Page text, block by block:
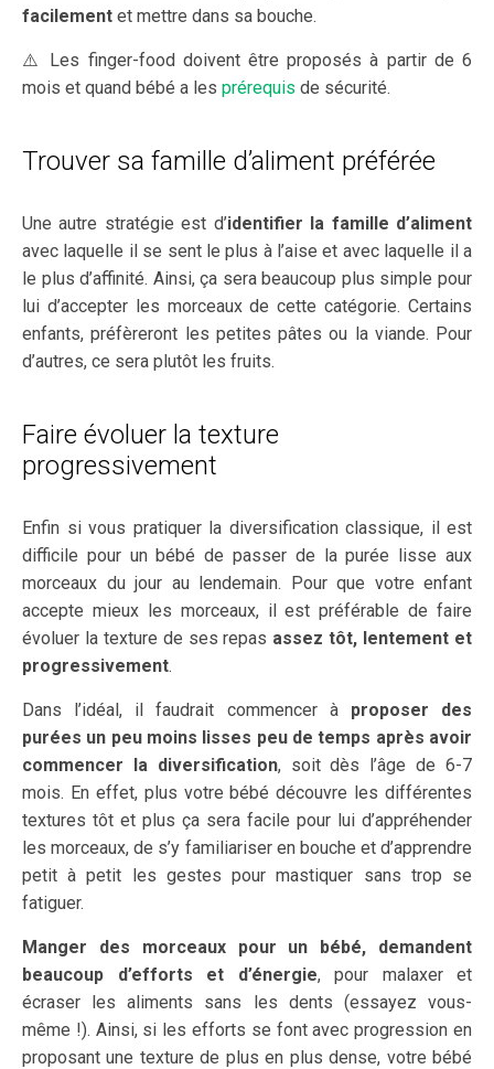
facilement et mettre dans sa bouche.
⚠️ Les finger-food doivent être proposés à partir de 6
mois et quand bébé a les prérequis de sécurité.
Trouver sa famille d’aliment préférée
Une autre stratégie est d’identifier la famille d’aliment
avec laquelle il se sent le plus à l’aise et avec laquelle il a
le plus d’affinité. Ainsi, ça sera beaucoup plus simple pour
lui d’accepter les morceaux de cette catégorie. Certains
enfants, préfèreront les petites pâtes ou la viande. Pour
d’autres, ce sera plutôt les fruits.
Faire évoluer la texture
progressivement
Enfin si vous pratiquer la diversification classique, il est
difficile pour un bébé de passer de la purée lisse aux
morceaux du jour au lendemain. Pour que votre enfant
accepte mieux les morceaux, il est préférable de faire
évoluer la texture de ses repas assez tôt, lentement et
progressivement.
Dans l’idéal, il faudrait commencer à proposer des
purées un peu moins lisses peu de temps après avoir
commencer la diversification, soit dès l’âge de 6-7
mois. En effet, plus votre bébé découvre les différentes
textures tôt et plus ça sera facile pour lui d’appréhender
les morceaux, de s’y familiariser en bouche et d’apprendre
petit à petit les gestes pour mastiquer sans trop se
fatiguer.
Manger des morceaux pour un bébé, demandent
beaucoup d’efforts et d’énergie, pour malaxer et
écraser les aliments sans les dents (essayez vous-
même !). Ainsi, si les efforts se font avec progression en
proposant une texture de plus en plus dense, votre bébé